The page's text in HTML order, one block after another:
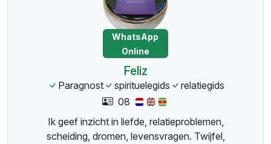
WhatsApp
Online
Feliz
Paragnost spirituelegids
relatiegids
08
Ik geef inzicht in liefde, relatieproblemen,
scheiding, dromen, levensvragen. Twijfel,